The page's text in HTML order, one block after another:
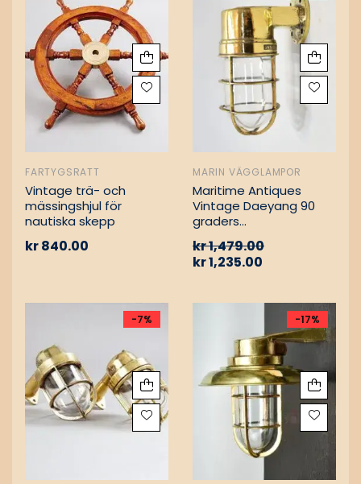
FARTYGSRATT
Vintage trä- och
mässingshjul för
nautiska skepp
kr840.00
MARIN VÄGGLAMPOR
Maritime Antiques
Vintage Daeyang 90
graders
kr1,479.00
kr1,235.00
-7% -17%